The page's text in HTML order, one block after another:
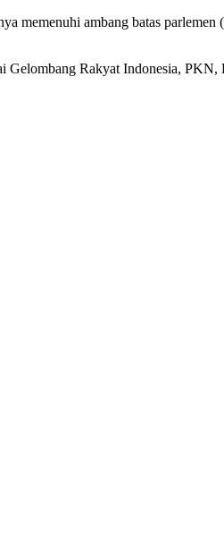
memenuhi ambang batas
Rakyat Indonesia,